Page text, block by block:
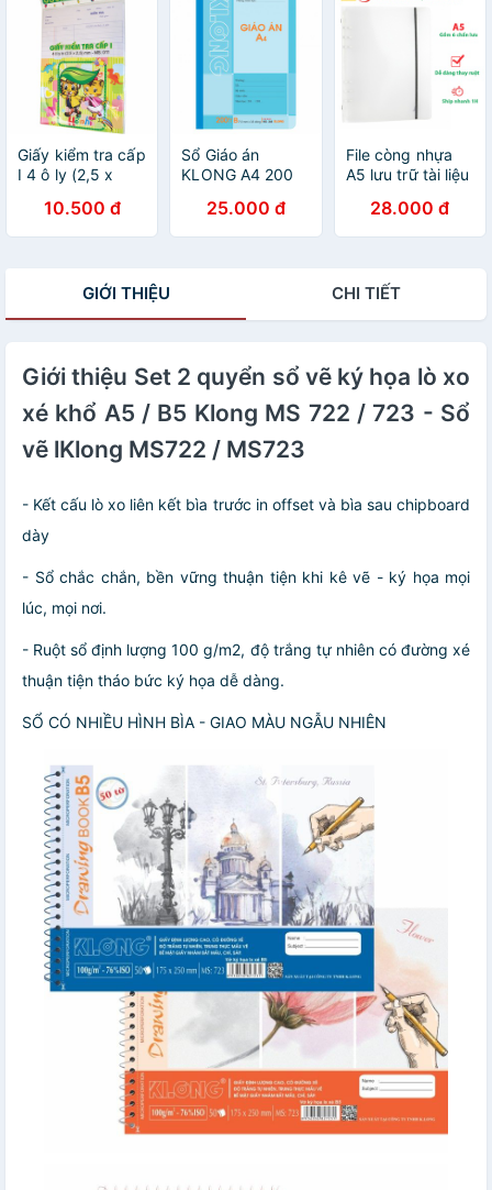
Giấy kiểm tra cấp
I 4 ô ly (2,5 x
MS: 011
10.500 đ
Sổ Giáo án
KLONG A4 200
25.000 đ
File còng nhựa
A5 lưu trữ tài liệu
28.000 đ
GIỚI THIỆU CHI TIẾT
Giới thiệu Set 2 quyển sổ vẽ ký họa lò xo
xé khổ A5 / B5 Klong MS 722 / 723 - Sổ
vẽ lKlong MS722 / MS723
- Kết cấu lò xo liên kết bìa trước in offset và bìa sau chipboard
dày
- Sổ chắc chắn, bền vững thuận tiện khi kê vẽ - ký họa mọi
lúc, mọi nơi.
- Ruột sổ định lượng 100 g/m2, độ trắng tự nhiên có đường xé
thuận tiện tháo bức ký họa dễ dàng.
SỔ CÓ NHIỀU HÌNH BÌA - GIAO MÀU NGẪU NHIÊN